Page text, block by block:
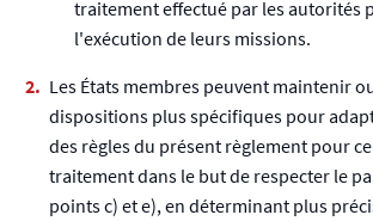
traitement effectué par les autorités
l'exécution de leurs missions.
Les États membres peuvent maintenir
dispositions plus spécifiques pour
des règles du présent règlement pour
traitement dans le but de respecter le
points c) et e), en déterminant plus